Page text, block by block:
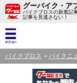
グーバイク・ア
バイクブロスの新着記
記事を見逃さない！
バイクブロス バイクニ